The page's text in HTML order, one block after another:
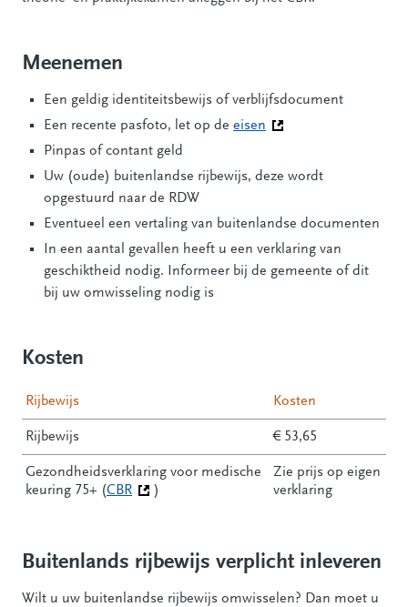
Meenemen
Een geldig identiteitsbewijs of verblijfsdocument
Een recente pasfoto, let op de eisen (Deze link gaat naar
Pinpas of contant geld
Uw (oude) buitenlandse rijbewijs, deze wordt
opgestuurd naar de RDW
Eventueel een vertaling van buitenlandse documenten
In een aantal gevallen heeft u een verklaring van
geschiktheid nodig. Informeer bij de gemeente of dit
bij uw omwisseling nodig is
Kosten
Rijbewijs Kosten
Rijbewijs € 53,65
Gezondheidsverklaring voor medische
keuring 75+ (CBR (Deze link gaat naar een andere website)
)
Zie prijs op eigen
verklaring
Buitenlands rijbewijs verplicht inleveren
Wilt u uw buitenlandse rijbewijs omwisselen? Dan moet u